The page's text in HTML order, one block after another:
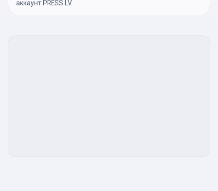
аккаунт PRESS.LV.